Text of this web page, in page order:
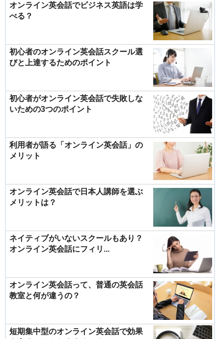
オンライン英会話でビジネス英語は学
べる？
初心者のオンライン英会話スクール選
びと上達するためのポイント
初心者がオンライン英会話で失敗しな
いための3つのポイント
利用者が語る「オンライン英会話」の
メリット
オンライン英会話で日本人講師を選ぶ
メリットは？
ネイティブがいないスクールもあり？
オンライン英会話にフィリ...
オンライン英会話って、普通の英会話
教室と何が違うの？
短期集中型のオンライン英会話で効果